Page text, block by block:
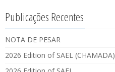
Publicações Recentes
NOTA DE PESAR
2026 Edition of SAEL (CHAMADA)